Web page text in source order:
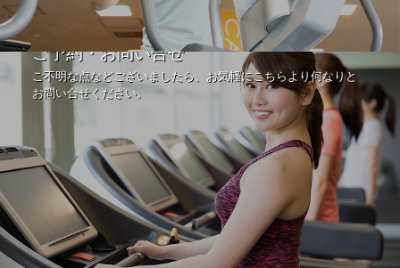
ご予約・お問い合せ
ご不明な点などございましたら、お気軽にこちらより何なりと
お問い合せください。